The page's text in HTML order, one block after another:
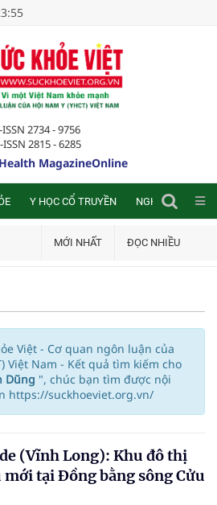
ISSN 2734 - 9756
ISSN 2815 - 6285
MagazineOnline
Y HỌC CỔ TRUYỀN NGHIÊN CỨU
MỚI NHẤT ĐỌC NHIỀU
Việt - Cơ quan ngôn luận của
Việt Nam - Kết quả tìm kiếm cho
Dũng ", chúc bạn tìm được nội
https://suckhoeviet.org.vn/
(Vĩnh Long): Khu đô thị
tại Đồng bằng sông Cửu